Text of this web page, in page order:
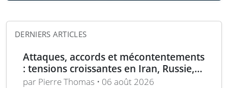
DERNIERS ARTICLES
Attaques, accords et mécontentements
: tensions croissantes en Iran, Russie,
Chine, Corée du Nord et jihadistes
par Pierre Thomas • 06 août 2026